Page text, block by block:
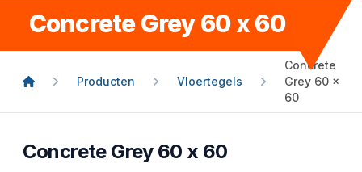
Concrete Grey 60 x 60
Producten Vloertegels
Concrete
Grey 60 x
60
Concrete Grey 60 x 60